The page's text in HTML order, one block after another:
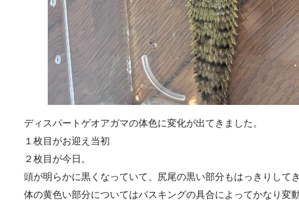
ディスパートゲオアガマの体色に変化が出てきました。
１枚目がお迎え当初
２枚目が今日。
頭が明らかに黒くなっていて、尻尾の黒い部分もはっきりしてき
体の黄色い部分についてはバスキングの具合によってかなり変